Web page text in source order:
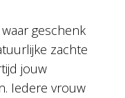
geschenk
zachte
jouw
Iedere vrouw